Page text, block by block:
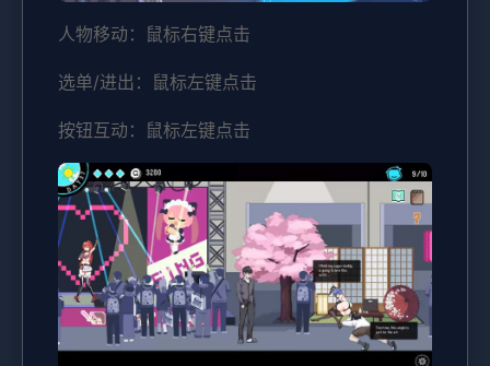
人物移动：鼠标右键点击
选单/进出：鼠标左键点击
按钮互动：鼠标左键点击